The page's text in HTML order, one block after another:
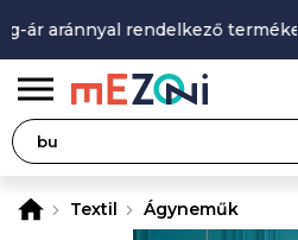
ár aránnyal rendelkező termékek
Textil Ágyneműk